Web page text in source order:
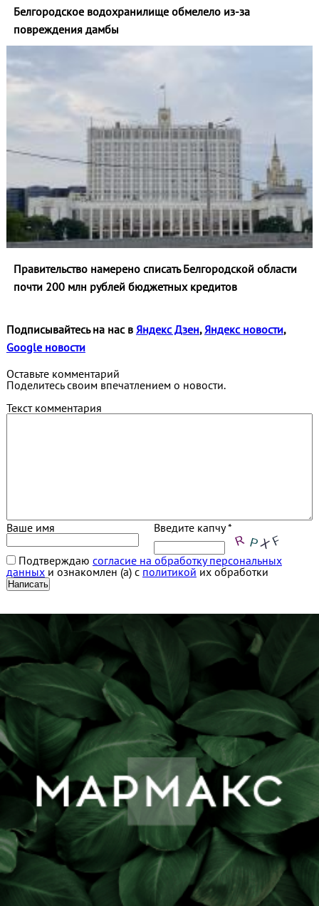
Белгородское водохранилище обмелело из-за
повреждения дамбы
Правительство намерено списать Белгородской области
почти 200 млн рублей бюджетных кредитов
Подписывайтесь на нас в Яндекс Дзен, Яндекс новости,
Google новости
Оставьте комментарий
Поделитесь своим впечатлением о новости.
Текст комментария
Ваше имя Введите капчу *
Подтверждаю согласие на обработку персональных
данныхи ознакомлен (а) с политикой их обработки